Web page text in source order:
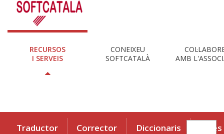
RECURSOS
I SERVEIS
CONEIXEU
SOFTCATALÀ
AMB
Traductor Corrector Diccionaris Eines